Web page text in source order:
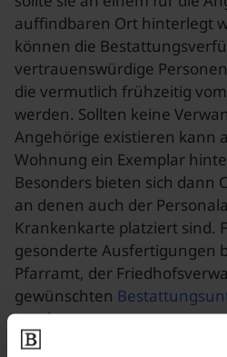
auffindbaren Ort hinterlegt
können die
vertrauenswürdige
die vermutlich frühzeitig
werden. Sollten keine
Angehörige existieren kann
Wohnung ein Exemplar
Besonders bieten sich dann
an denen auch der
Krankenkarte platziert sind.
gesonderte Ausfertigungen
Pfarramt, der
gewünschten
werden.